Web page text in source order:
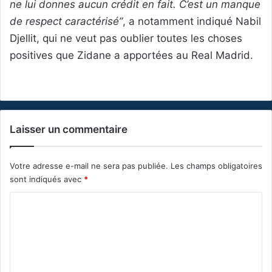
ne lui donnes aucun crédit en fait. C’est un manque
de respect caractérisé”, a notamment indiqué Nabil
Djellit, qui ne veut pas oublier toutes les choses
positives que Zidane a apportées au Real Madrid.
Laisser un commentaire
Votre adresse e-mail ne sera pas publiée. Les champs obligatoires
sont indiqués avec *